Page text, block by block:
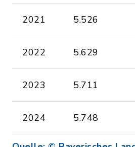
2021 5.526
2022 5.629
2023 5.711
2024 5.748